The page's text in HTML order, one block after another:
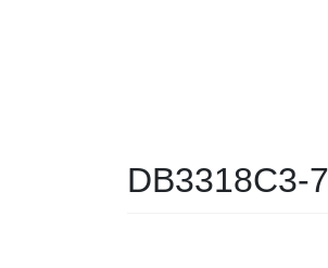
DB3318C3-